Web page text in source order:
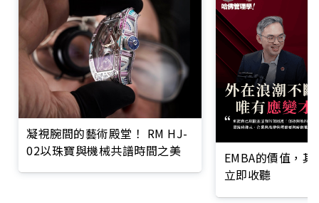
凝視腕間的藝術殿堂！ RM HJ-
02以珠寶與機械共譜時間之美
EMBA的價值，
立即收聽